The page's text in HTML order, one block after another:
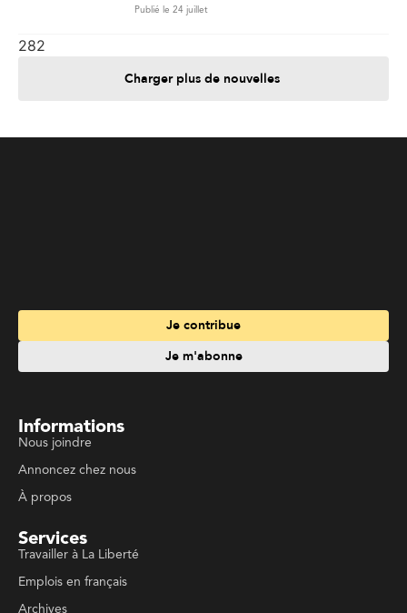
Je contribue
Services
Suivez La Liberté
Code de conduite
Politique de confidentialité
Politique de droits d'auteurs